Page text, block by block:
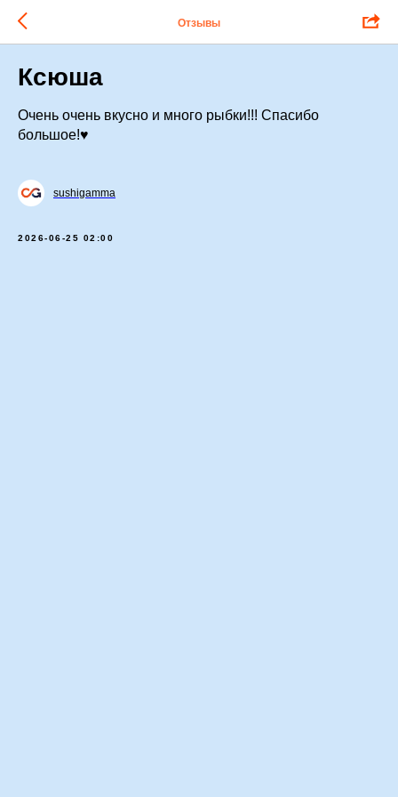
Отзывы
Ксюша
Очень очень вкусно и много рыбки!!! Спасибо
большое!♥️
sushigamma
2026-06-25 02:00